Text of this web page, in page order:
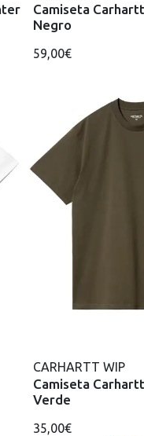
Camiseta
Negro
59,00€
CARHARTT WIP
Camiseta
Verde
35,00€